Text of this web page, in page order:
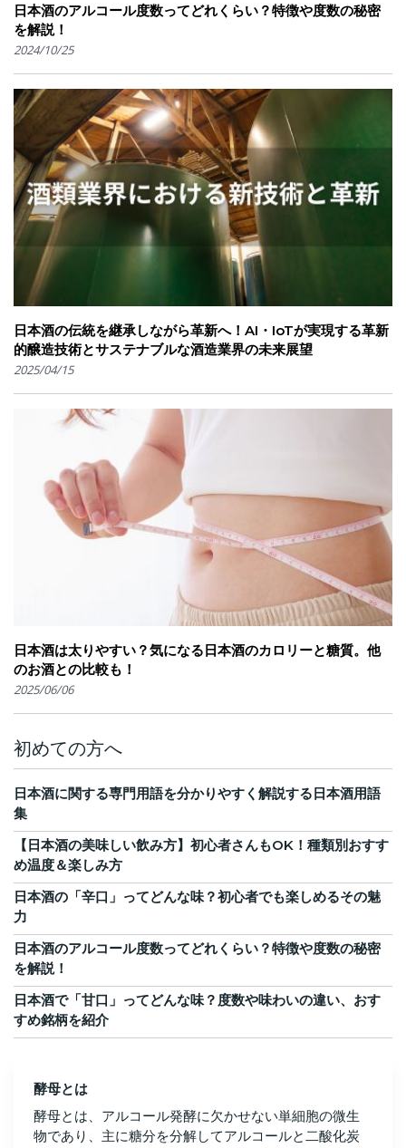
日本酒のアルコール度数ってどれくらい？特徴や度数の秘密
を解説！
2024/10/25
日本酒の伝統を継承しながら革新へ！AI・IoTが実現する革新
的醸造技術とサステナブルな酒造業界の未来展望
2025/04/15
日本酒は太りやすい？気になる日本酒のカロリーと糖質。他
のお酒との比較も！
2025/06/06
初めての方へ
日本酒に関する専門用語を分かりやすく解説する日本酒用語
集
【日本酒の美味しい飲み方】初心者さんもOK！種類別おすす
め温度＆楽しみ方
日本酒の「辛口」ってどんな味？初心者でも楽しめるその魅
力
日本酒のアルコール度数ってどれくらい？特徴や度数の秘密
を解説！
日本酒で「甘口」ってどんな味？度数や味わいの違い、おす
すめ銘柄を紹介
酵母とは
酵母とは、アルコール発酵に欠かせない単細胞の微生
物であり、主に糖分を分解してアルコールと二酸化炭